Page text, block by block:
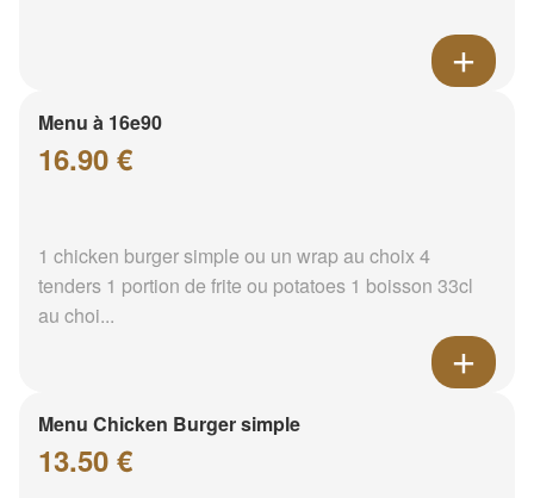
Menu à 16e90
16.90 €
1 chicken burger simple ou un wrap au choix 4
tenders 1 portion de frite ou potatoes 1 boisson 33cl
au choi...
Menu Chicken Burger simple
13.50 €